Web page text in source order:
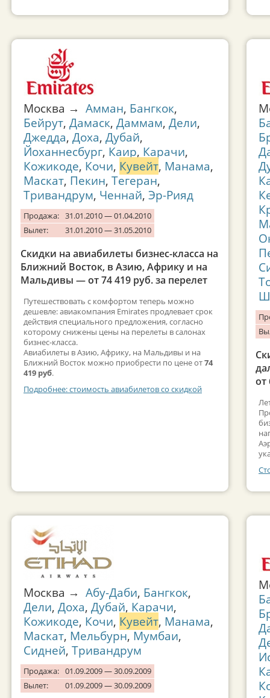
Москва → Амман, Бангкок,
Бейрут, Дамаск, Даммам, Дели,
Джедда, Доха, Дубай,
Йоханнесбург, Каир, Карачи,
Кожикоде, Кочи, Кувейт, Манама,
Маскат, Пекин, Тегеран,
Тривандрум, Ченнай, Эр-Рияд
Продажа: 31.01.2010 — 01.04.2010
Вылет:
31.01.2010 — 31.05.2010
Скидки на авиабилеты бизнес-класса на
Ближний Восток, в Азию, Африку и на
Мальдивы — от 74 419 руб. за перелет
Путешествовать с комфортом теперь можно
дешевле: авиакомпания Emirates продлевает срок
действия специального предложения, согласно
которому снижены цены на перелеты в салонах
бизнес-класса.
Авиабилеты в Азию, Африку, на Мальдивы и на
Ближний Восток можно приобрести по цене от74
419 руб.
Подробнее: стоимость авиабилетов со скидкой
Москва → Абу-Даби, Бангкок,
Дели, Доха, Дубай, Карачи,
Кожикоде, Кочи, Кувейт, Манама,
Маскат, Мельбурн, Мумбаи,
Сидней, Тривандрум
Продажа: 01.09.2009 — 30.09.2009
Вылет:
01.09.2009 — 30.09.2009
от